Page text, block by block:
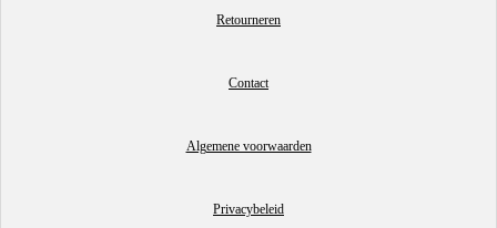
Retourneren
Contact
Algemene voorwaarden
Privacybeleid